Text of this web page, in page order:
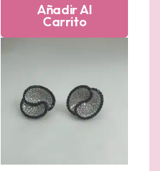
en
colgantes
forma
Añadir Al
Carrito